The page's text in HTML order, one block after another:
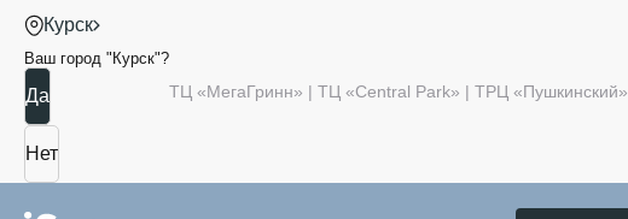
Курск
Ваш город " Курск"?
ТЦ «МегаГринн» | ТЦ «Central Park» | ТРЦ «Пушкинский»